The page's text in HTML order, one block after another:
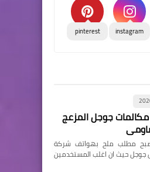
instagram
pinterest
جوجل المزعج
مطلب ملح بهواتف شركة
جوجل حيث ان اغلب المستخدمين